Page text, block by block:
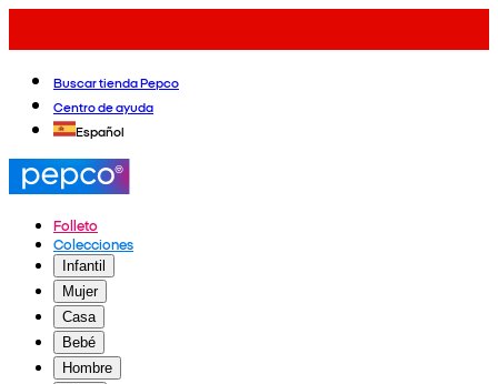
Buscar tienda Pepco
Centro de ayuda
Español
Folleto
Colecciones
Infantil
Mujer
Casa
Bebé
Hombre